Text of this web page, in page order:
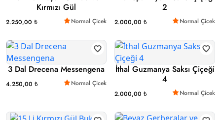
Kırmızı Gül
2.250,00 ₺ Normal Çicek
2
2.000,00 ₺ Normal Çicek
3 Dal Drecena Messengena
4.250,00 ₺ Normal Çicek
İthal Guzmanya Saksı Çiçeği
4
2.000,00 ₺ Normal Çicek